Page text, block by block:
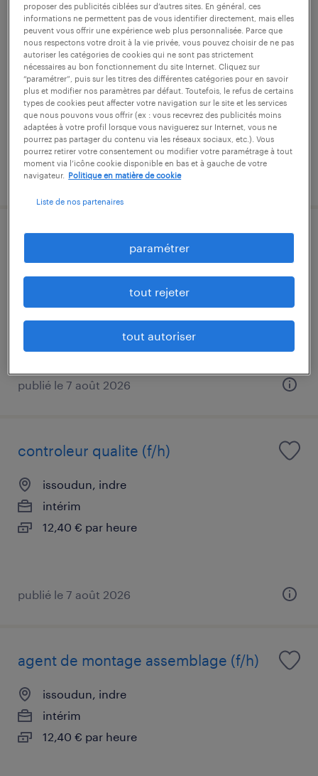
agent de fabrication (f/h)
issoudun, indre
intérim
12,40 € par heure
publié le 7 août 2026
agent de production monteur /
garnisseurs (h/f)
intérim
12,40 € par heure
publié le 7 août 2026
controleur qualite (f/h)
issoudun, indre
intérim
12,40 € par heure
publié le 7 août 2026
agent de montage assemblage (f/h)
issoudun, indre
intérim
12,40 € par heure
proposer des publicités ciblées sur d’autres sites. En général, ces
informations ne permettent pas de vous identifier directement, mais elles
peuvent vous offrir une expérience web plus personnalisée. Parce que
nous respectons votre droit à la vie privée, vous pouvez choisir de ne pas
autoriser les catégories de cookies qui ne sont pas strictement
nécessaires au bon fonctionnement du site Internet. Cliquez sur
“paramétrer”, puis sur les titres des différentes catégories pour en savoir
plus et modifier nos paramètres par défaut. Toutefois, le refus de certains
types de cookies peut affecter votre navigation sur le site et les services
que nous pouvons vous offrir (ex : vous recevrez des publicités moins
adaptées à votre profil lorsque vous naviguerez sur Internet, vous ne
pourrez pas partager du contenu via les réseaux sociaux, etc.). Vous
pourrez retirer votre consentement ou modifier votre paramétrage à tout
moment via l’icône cookie disponible en bas et à gauche de votre
navigateur.
Politique en matière de cookie
Liste de nos partenaires
paramétrer
tout rejeter
tout autoriser